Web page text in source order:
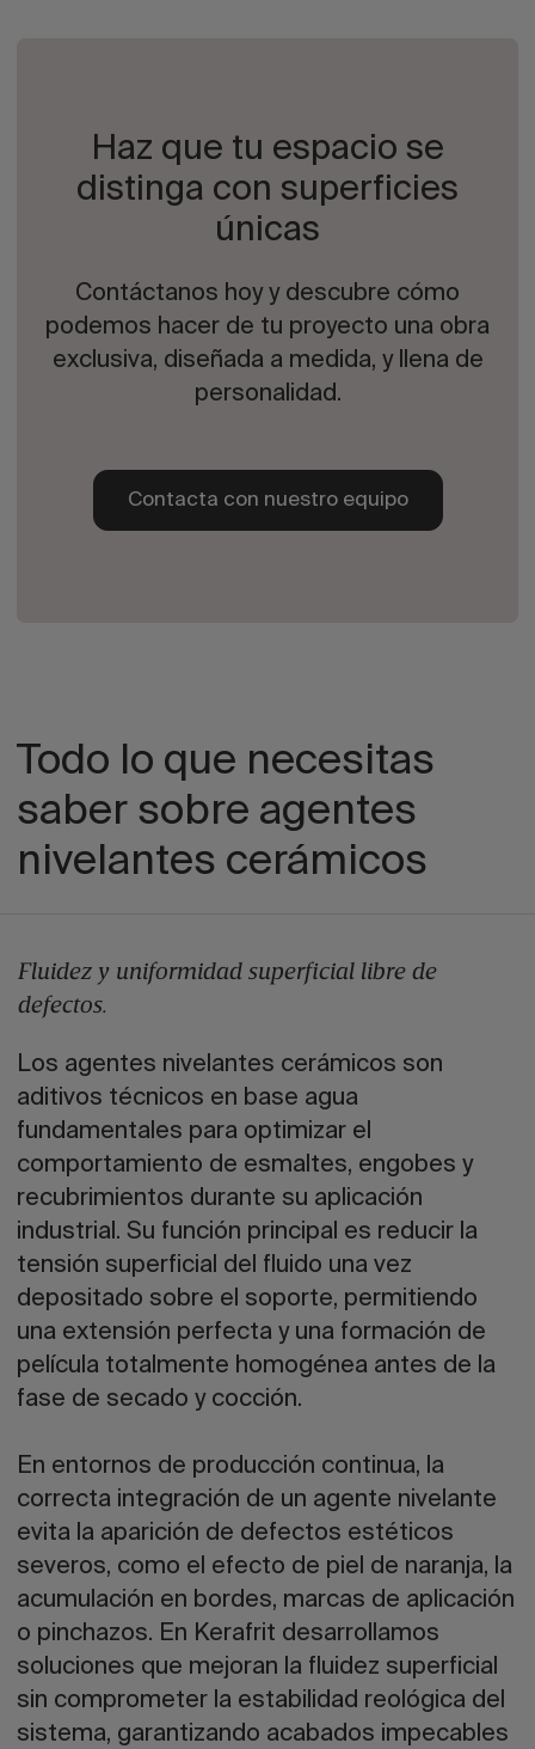
Haz que tu espacio se
distinga con superficies
únicas
Contáctanos hoy y descubre cómo
podemos hacer de tu proyecto una obra
exclusiva, diseñada a medida, y llena de
personalidad.
Contacta con nuestro equipo
Todo lo que necesitas
saber sobre agentes
nivelantes cerámicos
Fluidez y uniformidad superficial libre de
defectos.
Los agentes nivelantes cerámicos son
aditivos técnicos en base agua
fundamentales para optimizar el
comportamiento de esmaltes, engobes y
recubrimientos durante su aplicación
industrial. Su función principal es reducir la
tensión superficial del fluido una vez
depositado sobre el soporte, permitiendo
una extensión perfecta y una formación de
película totalmente homogénea antes de la
fase de secado y cocción.
En entornos de producción continua, la
correcta integración de un agente nivelante
evita la aparición de defectos estéticos
severos, como el efecto de piel de naranja, la
acumulación en bordes, marcas de aplicación
o pinchazos. En Kerafrit desarrollamos
soluciones que mejoran la fluidez superficial
sin comprometer la estabilidad reológica del
sistema, garantizando acabados impecables